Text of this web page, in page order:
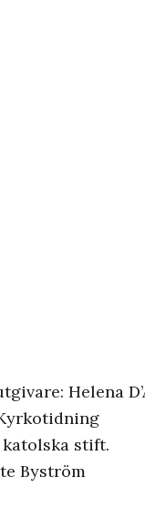
Helena
stift.
Byström